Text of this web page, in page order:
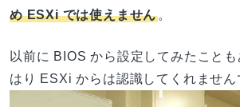
め ESXi では使えません。
以前に BIOS から設定してみたこと
はり ESXi からは認識してくれません